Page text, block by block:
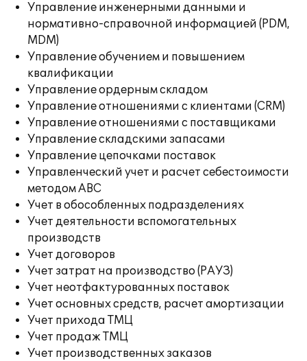
Управление инженерными данными и
нормативно-справочной информацией (PDM,
MDM)
Управление обучением и повышением
квалификации
Управление ордерным складом
Управление отношениями с клиентами (CRM)
Управление отношениями с поставщиками
Управление складскими запасами
Управление цепочками поставок
Управленческий учет и расчет себестоимости
методом ABC
Учет в обособленных подразделениях
Учет деятельности вспомогательных
производств
Учет договоров
Учет затрат на производство (РАУЗ)
Учет неотфактурованных поставок
Учет основных средств, расчет амортизации
Учет прихода ТМЦ
Учет продаж ТМЦ
Учет производственных заказов